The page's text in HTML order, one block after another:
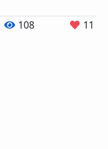
108 11